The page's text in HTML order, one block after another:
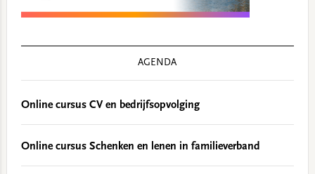
AGENDA
Online cursus CV en bedrijfsopvolging
Online cursus Schenken en lenen in familieverband